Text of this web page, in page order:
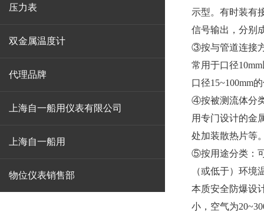
压力表
双金属温度计
代理品牌
上海自一船用仪表有限公司
上海自一船用
物位仪表销售部
示型。有时装有
信号输出，分别
③按与管道连接
常用于口径
口径15~100mm
④按被测流体分
用专门设计的金
处加装散热片等
⑤按用途分类：
（或低于）环
本质安全防爆设
小，空气为